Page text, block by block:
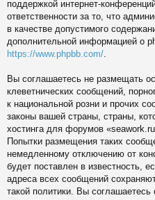
поддержкой интернет-
ответственности за то, что
в качестве допустимого
дополнительной информацией о
https://www.phpbb.com/
Вы соглашаетесь не размещать
клеветнических сообщений,
к национальной розни и прочих
законы вашей страны, страны,
хостинга для форумов
Попытки размещения таких
немедленному отключению от
будет поставлен в известность,
адреса всех сообщений
такой политики. Вы